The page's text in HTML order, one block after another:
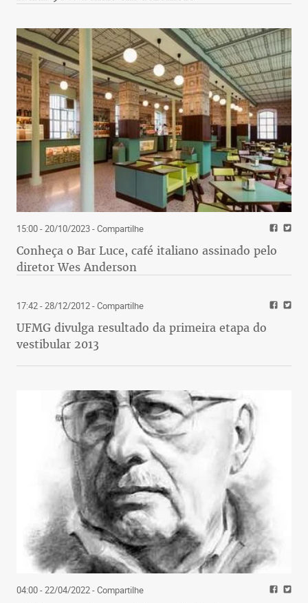
15:00 - 20/10/2023- Compartilhe
Conheça o Bar Luce, café italiano assinado pelo
diretor Wes Anderson
17:42 - 28/12/2012- Compartilhe
UFMG divulga resultado da primeira etapa do
vestibular 2013
04:00 - 22/04/2022- Compartilhe